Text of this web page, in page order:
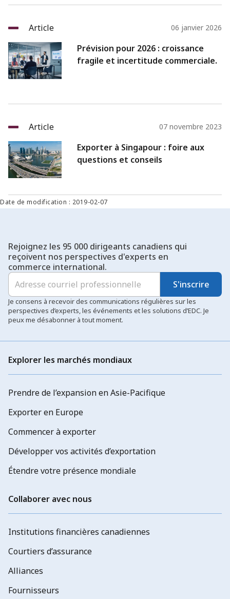
Article 06 janvier 2026
Prévision pour 2026 : croissance
fragile et incertitude commerciale.
Article 07 novembre 2023
Exporter à Singapour : foire aux
questions et conseils
Date de modification : 2019-02-07
Rejoignez les 95 000 dirigeants canadiens qui
reçoivent nos perspectives d'experts en
commerce international.
S'inscrire
Je consens à recevoir des communications régulières sur les
perspectives d’experts, les événements et les solutions d’EDC. Je
peux me désabonner à tout moment.
Explorer les marchés mondiaux
Prendre de l’expansion en Asie-Pacifique
Exporter en Europe
Commencer à exporter
Développer vos activités d’exportation
Étendre votre présence mondiale
Collaborer avec nous
Institutions financières canadiennes
Courtiers d’assurance
Alliances
Fournisseurs